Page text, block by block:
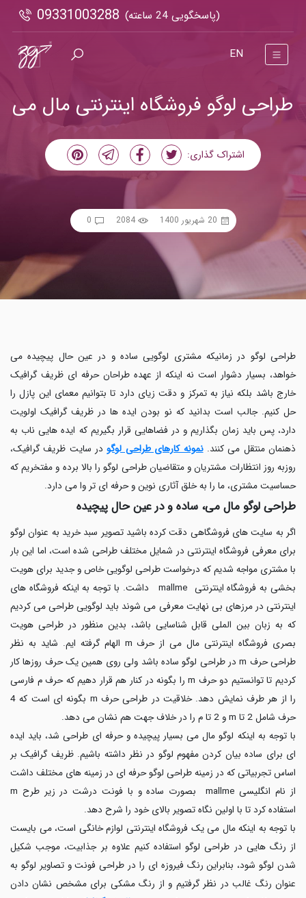
(پاسخگویی 24 ساعته) 09331003288
EN
طراحی لوگو فروشگاه اینترنتی مال می
اشتراک گذاری:
20 شهریور 1400 2084
0
طراحی لوگو در زمانیکه مشتری لوگویی ساده و در عین حال پیچیده می
خواهد، بسیار دشوار است نه اینکه از عهده طراحان حرفه ای ظریف گرافیک
خارج باشد بلکه نیاز به تمرکز و دقت زیای دارد تا بتوانیم معمای این پازل را
حل کنیم. جالب است بدانید که نو بودن ایده ها در ظریف گرافیک اولویت
دارد، پس باید زمان بگذاریم و در فضاهایی قرار بگیریم که ایده هایی ناب به
ذهنمان منتقل می کنند.نمونه کارهای طراحی لوگو در سایت ظریف گرافیک،
روزبه روز انتظارات مشتریان و متقاضیان طراحی لوگو را بالا برده و مفتخریم که
حساسیت مشتری، ما را به خلق آثاری نوین و حرفه ای تر وا می دارد.
طراحی لوگو مال می، ساده و در عین حال پیچیده
اگر به سایت های فروشگاهی دقت کرده باشید تصویر سبد خرید به عنوان لوگو
برای معرفی فروشگاه اینترنتی در شمایل مختلف طراحی شده است، اما این بار
با مشتری مواجه شدیم که درخواست طراحی لوگویی خاص و جدید برای هویت
بخشی به فروشگاه اینترنتی mallme داشت. با توجه به اینکه فروشگاه های
اینترنتی در مرزهای بی نهایت معرفی می شوند باید لوگویی طراحی می کردیم
که به زبان بین الملی قابل شناسایی باشد، بدین منظور در طراحی هویت
بصری فروشگاه اینترنتی مال می از حرف m الهام گرفته ایم. شاید به نظر
طراحی حرف m در طراحی لوگو ساده باشد ولی روی همین یک حرف روزها کار
کردیم تا توانستیم دو حرف m را بگونه در کنار هم قرار دهیم که حرف م فارسی
را از هر طرف نمایش دهد. خلاقیت در طراحی حرف m بگونه ای است که 4
حرف شامل 2 تا m و 2 تا م را در خلاف جهت هم نشان می دهد.
با توجه به اینکه لوگو مال می بسیار پیچیده و حرفه ای طراحی شد، باید ایده
ای برای ساده بیان کردن مفهوم لوگو در نظر داشته باشیم. ظریف گرافیک بر
اساس تجربیاتی که در زمینه طراحی لوگو حرفه ای در زمینه های مختلف داشت
از نام انگلیسی mallme بصورت ساده و با فونت درشت در زیر طرح m
استفاده کرد تا با اولین نگاه تصویر بالای خود را شرح دهد.
با توجه به اینکه مال می یک فروشگاه اینترنتی لوازم خانگی است، می بایست
از رنگ هایی در طراحی لوگو استفاده کنیم علاوه بر جذابیت، موجب شکیل
شدن لوگو شود، بنابراین رنگ فیروزه ای را در طراحی فونت و تصاویر لوگو به
عنوان رنگ غالب در نظر گرفتیم و از رنگ مشکی برای مشخص نشان دادن